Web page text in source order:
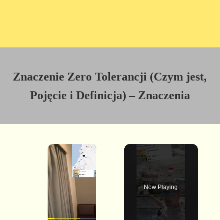
Znaczenie Zero Tolerancji (Czym jest,
Pojęcie i Definicja) – Znaczenia
×
Now Playing